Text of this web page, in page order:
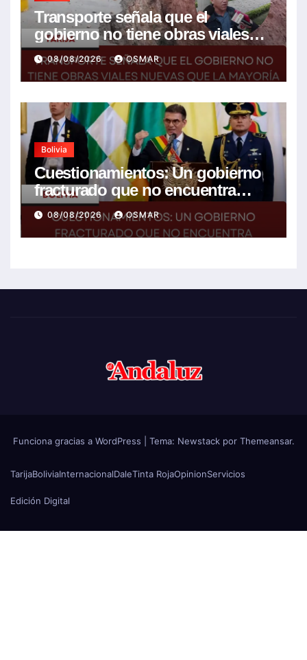
Transporte señala que el
gobierno no tiene obras viales
nuevas que la mayoría son de la
anterior gestión
08/08/2026 OSMAR
Bolivia
Cuestionamientos: Un gobierno
fracturado que no encuentra
soluciones a la crisis
08/08/2026 OSMAR
Funciona gracias a WordPress Tema: Newstackpor Themeansar.
TarijaBoliviaInternacionalDaleTinta RojaOpinionServicios
Edición Digital